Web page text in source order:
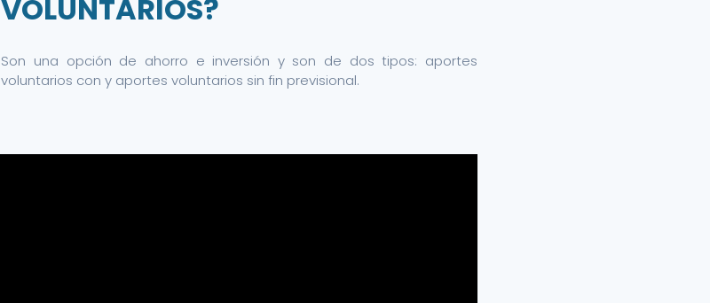
VOLUNTARIOS?
Son una opción de ahorro e inversión y son de dos tipos: aportes
voluntarios con y aportes voluntarios sin fin previsional.